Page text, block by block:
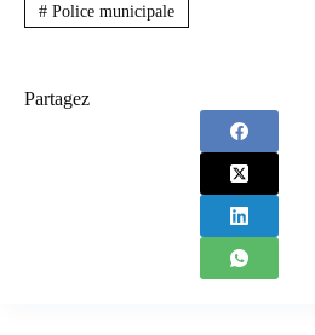
#Police municipale
Partagez